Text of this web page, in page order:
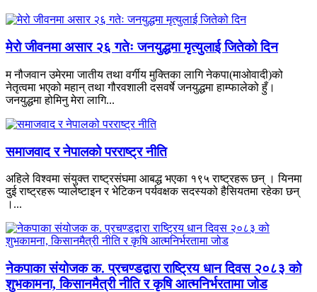
मेरो जीवनमा असार २६ गतेः जनयुद्धमा मृत्युलाई जितेको दिन
म नौजवान उमेरमा जातीय तथा वर्गीय मुक्तिका लागि नेकपा(माओवादी)को
नेतृत्वमा भएको महान् तथा गौरवशाली दसवर्षे जनयुद्धमा हाम्फालेको हुँ।
जनयुद्धमा होमिनु मेरा लागि...
समाजवाद र नेपालको परराष्ट्र नीति
अहिले विश्वमा संयुक्त राष्ट्रसंघमा आबद्ध भएका १९५ राष्ट्रहरू छन् । यिनमा
दुई राष्ट्रहरू प्यालेष्टाइन र भेटिकन पर्यवक्षक सदस्यको हैसियतमा रहेका छन्
।...
नेकपाका संयोजक क. प्रचण्डद्वारा राष्ट्रिय धान दिवस २०८३ को
शुभकामना, किसानमैत्री नीति र कृषि आत्मनिर्भरतामा जोड